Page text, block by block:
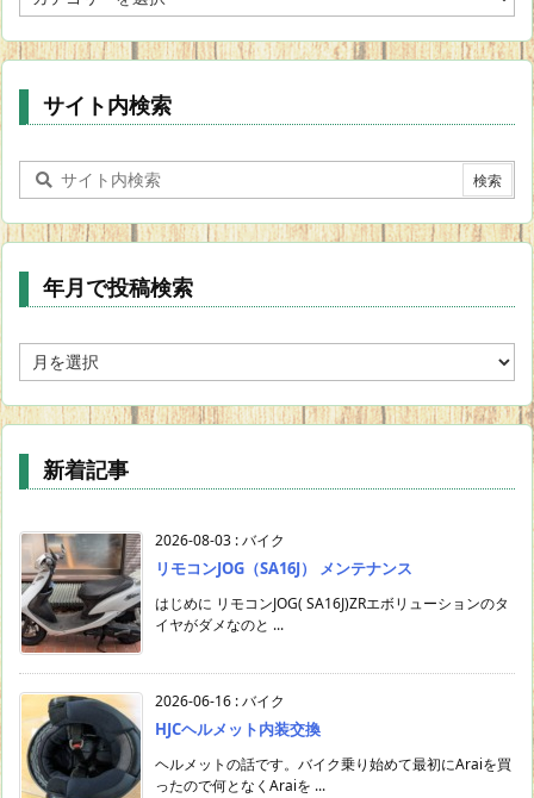
テ
ゴ
リ
ー
サイト内検索
年月で投稿検索
月
で
投
稿
索
新着記事
2026-08-03 :バイク
リモコンJOG（SA16J） メンテナンス
はじめに リモコンJOG( SA16J)ZRエボリューションのタ
イヤがダメなのと ...
2026-06-16 :バイク
HJCヘルメット内装交換
ヘルメットの話です。バイク乗り始めて最初にAraiを買
ったので何となくAraiを ...